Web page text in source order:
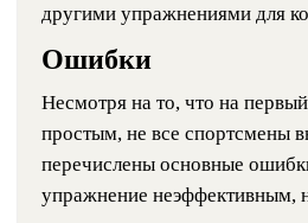
другими упражнениями для
Ошибки
Несмотря на то, что на
простым, не все спортсмены
перечислены основные
упражнение неэффективным,